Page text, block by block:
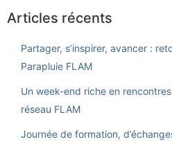
Articles récents
Partager, s’inspirer, avancer :
Parapluie FLAM
Un week-end riche en
réseau FLAM
Journée de formation,